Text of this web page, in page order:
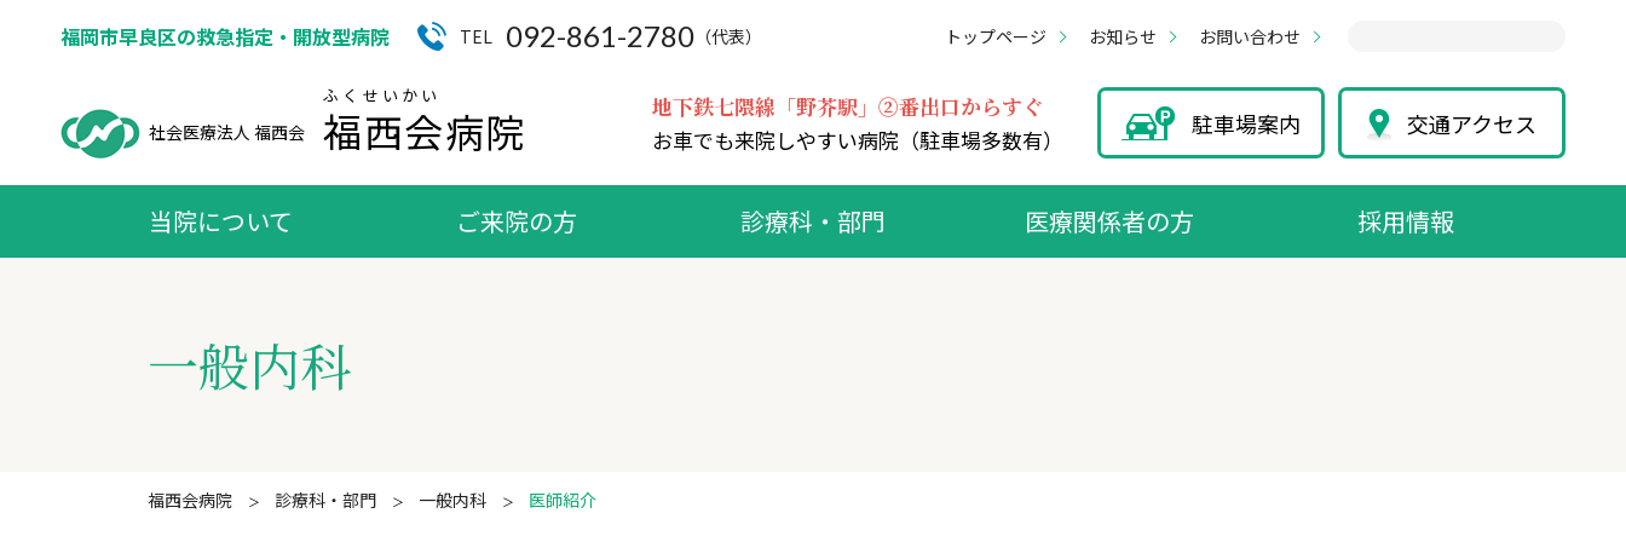
福岡市早良区の救急指定・開放型病院 TEL 092-861-2780 （代表） トップページ お知らせ お問い合わせ
社会医療法人 福西会
ふくせいかい
福西会病院
地下鉄七隈線「野芥駅」②番出口からすぐ
お車でも来院しやすい病院（駐車場多数有）
駐車場案内 交通アクセス
当院について ご来院の方 診療科・部門 医療関係者の方 採用情報
一般内科
福西会病院 診療科・部門 一般内科 医師紹介